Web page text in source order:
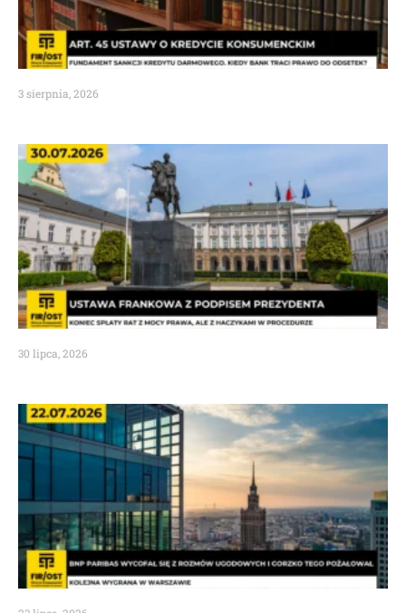
3 sierpnia, 2026
30 lipca, 2026